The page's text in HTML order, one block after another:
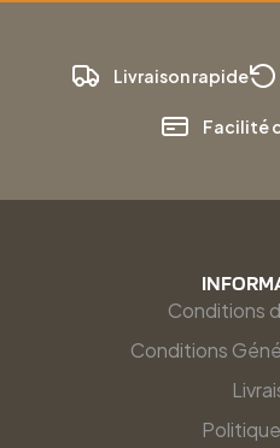
Livraison rapide
Facilité
Conditions
Conditions